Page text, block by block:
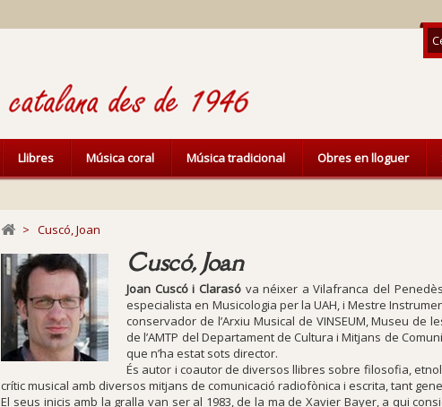
Llibres Música coral Música tradicional Obres en lloguer
> Cuscó, Joan
Cuscó, Joan
Joan Cuscó i Clarasó va néixer a Vilafranca del
especialista en Musicologia per la UAH, i Mestre
conservador de l’Arxiu Musical de VINSEUM, Museu de
de l’AMTP del Departament de Cultura i Mitjans de
que n’ha estat sots director.
És autor i coautor de diversos llibres sobre filosofia,
crític musical amb diversos mitjans de comunicació radiofònica i escrita, tant
El seus inicis amb la gralla van ser al 1983, de la ma de Xavier Bayer, a qui